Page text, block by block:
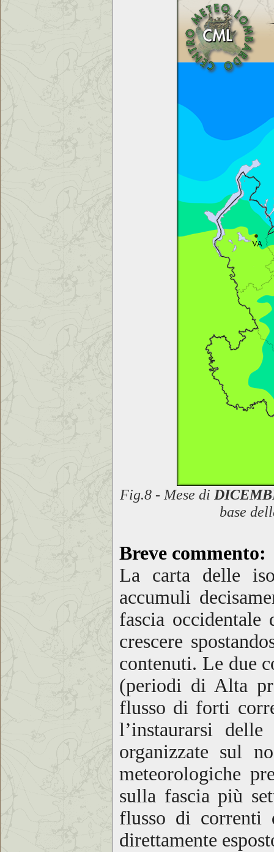
Fig.8 - Mese di
base
Breve commento:
La carta delle
accumuli
fascia
crescere
contenuti. Le due
(periodi di Alta
flusso di forti
l’instaurarsi
organizzate sul
meteorologiche
sulla fascia più
flusso di correnti
direttamente